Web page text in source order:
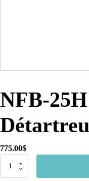
NFB-
775.00$
quantité